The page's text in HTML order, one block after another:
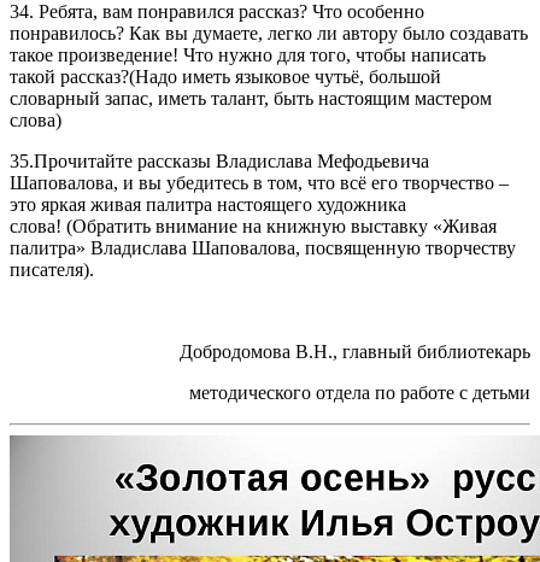
34. Ребята, вам понравился рассказ? Что особенно
понравилось? Как вы думаете, легко ли автору было создавать
такое произведение! Что нужно для того, чтобы написать
такой рассказ?(Надо иметь языковое чутьё, большой
словарный запас, иметь талант, быть настоящим мастером
слова)
35.Прочитайте рассказы Владислава Мефодьевича
Шаповалова, и вы убедитесь в том, что всё его творчество –
это яркая живая палитра настоящего художника
слова! (Обратить внимание на книжную выставку «Живая
палитра» Владислава Шаповалова, посвященную творчеству
писателя).
Добродомова В.Н., главный библиотекарь
методического отдела по работе с детьми